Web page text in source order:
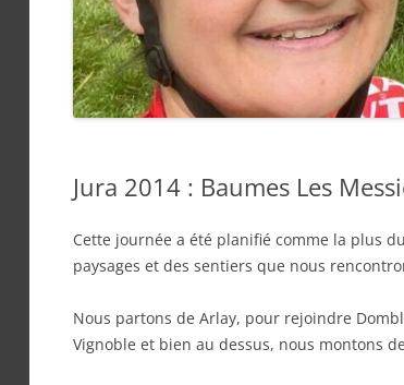
Jura 2014 : Baumes Les
Cette journée a été planifié comme la plus
paysages et des sentiers que nous
Nous partons de Arlay, pour rejoindre
Vignoble et bien au dessus, nous montons